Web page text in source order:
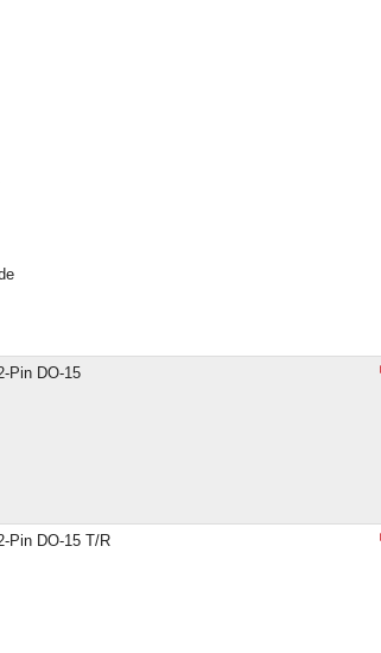
Pin DO-15
Pin DO-15 T/R